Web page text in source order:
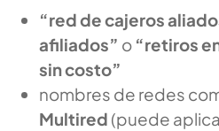
“red de cajeros
afiliados” o “retiros
sin costo”
nombres de redes
Multired (puede